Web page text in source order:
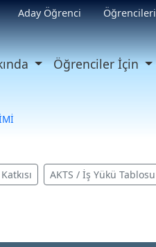
Aday Öğrenci
Öğrenciler İçin
AKTS / İş Yükü Tablosu